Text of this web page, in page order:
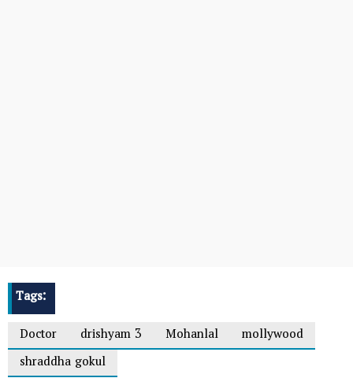
Tags:
Doctor
drishyam 3 Mohanlal
mollywood
shraddha gokul